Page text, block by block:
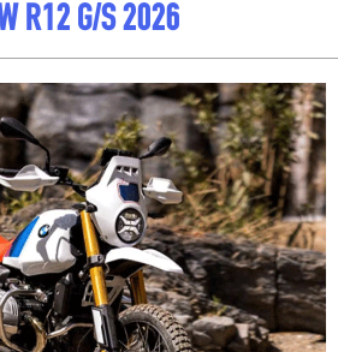
R12 G/S 2026